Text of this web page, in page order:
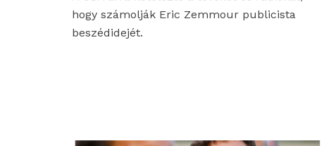
hogy számolják Eric Zemmour publicista
beszédidejét.